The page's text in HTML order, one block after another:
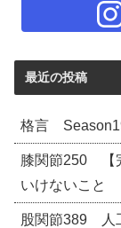
最近の投稿
格言
膝関節250 【
いけないこと
股関節389 人